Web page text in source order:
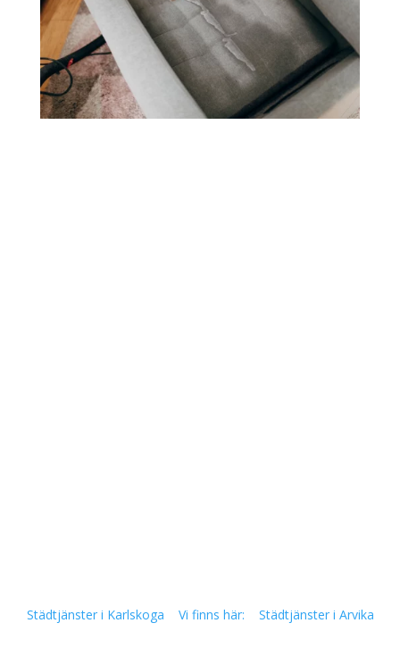
Städtjänster i Karlskoga Vi finns här: Städtjänster i Arvika